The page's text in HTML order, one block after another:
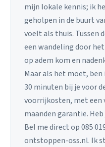
mijn lokale kennis; ik
geholpen in de buurt
voelt als thuis. Tussen
een wandeling door
op adem kom en
Maar als het moet,
30 minuten bij je voor
voorrijkosten, met een
maanden garantie.
Bel me direct op 085
ontstoppen-oss.nl. Ik